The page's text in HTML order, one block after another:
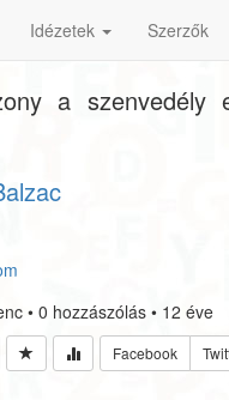
Idézetek Szerzők
a szenvedély
• 0 hozzászólás • 12 éve
Facebook